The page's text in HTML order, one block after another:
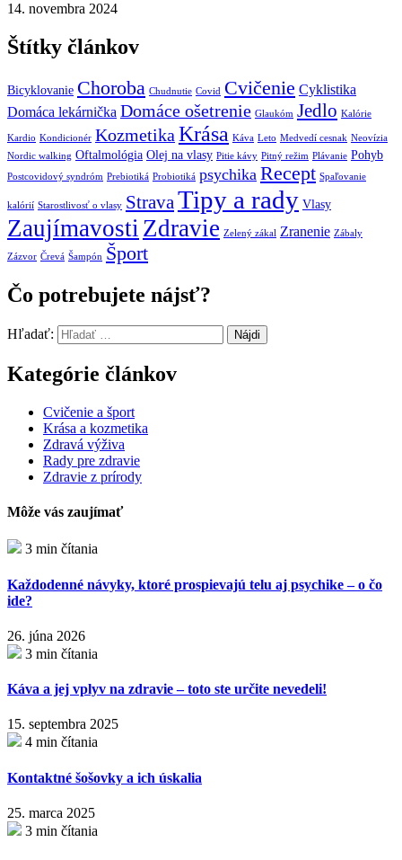
14. novembra 2024
Štítky článkov
Bicyklovanie Choroba Chudnutie Covid Cvičenie Cyklistika
Domáca lekárnička Domáce ošetrenie Glaukóm Jedlo Kalórie
Kardio Kondicionér KozmetikaKrása Káva Leto Medvedí cesnak Neovízia
Nordic walking Oftalmológia Olej na vlasy Pitie kávy Pitný režim Plávanie Pohyb
Postcovidový syndróm Prebiotiká Probiotiká psychika Recept Spaľovanie
kalórií Starostlivosť o vlasy StravaTipy a rady Vlasy
Zaujímavosti Zdravie Zelený zákal Zranenie Zábaly
Zázvor Črevá Šampón Šport
Čo potrebujete nájsť?
Hľadať:
Kategórie článkov
Cvičenie a šport
Krása a kozmetika
Zdravá výživa
Rady pre zdravie
Zdravie z prírody
Môže vás zaujímať
3 min čítania
Každodenné návyky, ktoré prospievajú telu aj psychike – o čo
ide?
26. júna 2026
3 min čítania
Káva a jej vplyv na zdravie – toto ste určite nevedeli!
15. septembra 2025
4 min čítania
Kontaktné šošovky a ich úskalia
25. marca 2025
3 min čítania